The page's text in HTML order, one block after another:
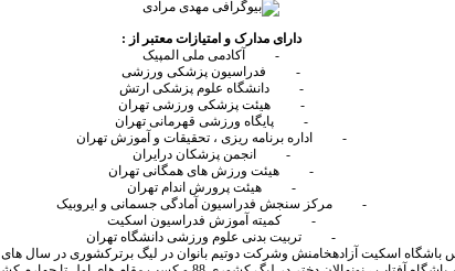
دارای مدارک و امتیازات معتبر از :
-
آکادمی ملی المپیک
-
فدراسیون پزشکی ورزشی
-
دانشگاه علوم پزشکی ارتش
-
هیئت پزشکی ورزشی تهران
-
پایگاه ورزشی قهرمانی تهران
-
اداره برنامه ریزی ، تحقیقات و آموزش تهران
-
انجمن پزشکان درایران
-
هیئت ورزش های همگانی تهران
-
هیئت پرورش اندام تهران
-
مرکز سنجش فدراسیون آمادگی جسمانی و ایروبیک
-
کمیته آموزش فدراسیون اسکیت
-
تربیت بدنی علوم ورزشی دانشگاه تهران
اسکیت آزادهخامنش وشرکت دوتیم بانوان در لیگ برترکشوری در سال های 87 -86 - 85.